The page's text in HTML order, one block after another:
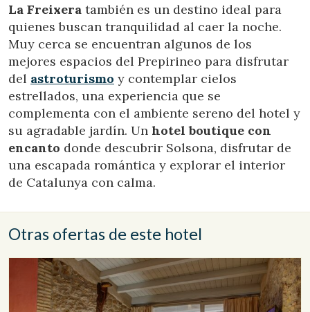
La Freixera también es un destino ideal para
quienes buscan tranquilidad al caer la noche.
Muy cerca se encuentran algunos de los
mejores espacios del Prepirineo para disfrutar
del astroturismo y contemplar cielos
estrellados, una experiencia que se
complementa con el ambiente sereno del hotel y
su agradable jardín. Un hotel boutique con
encanto donde descubrir Solsona, disfrutar de
una escapada romántica y explorar el interior
de Catalunya con calma.
Otras ofertas de este hotel